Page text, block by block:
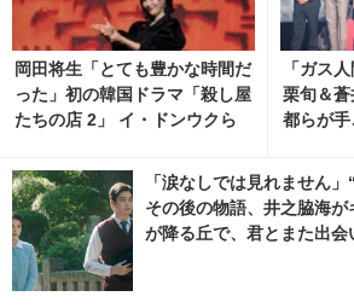
岡田将生「とても豊かな時間だ
った」初の韓国ドラマ「殺し屋
たちの店 2」 イ・ドンウクら
真・画像 | cinemacafe.net
「ガス
栗旬＆
都らが
「涙なしでは見れません
その後の物語、井之脇海
が降る丘で、君とまた出